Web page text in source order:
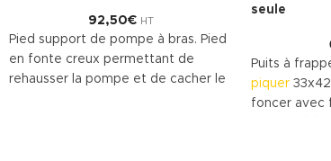
92,50€ HT
Pied support de pompe à bras. Pied
en fonte creux permettant de
rehausser la pompe et de cacher le
seule
Puits à
piquer33x42
foncer avec